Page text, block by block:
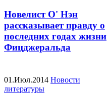
Новелист О' Нэн
рассказывает правду о
последних годах жизни
Фицджеральда
01.Июл.2014 Новости
литературы